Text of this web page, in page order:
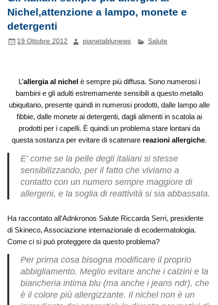
Nichel,attenzione a lampo, monete e
detergenti
19 Ottobre 2012 pianetablunews Salute
L’allergia al nichelè sempre più diffusa. Sono numerosi i
bambini e gli adulti estremamente sensibili a questo metallo
ubiquitario, presente quindi in numerosi prodotti, dalle lampo alle
fibbie, dalle monete ai detergenti, dagli alimenti in scatola ai
prodotti per i capelli. È quindi un problema stare lontani da
questa sostanza per evitare di scatenare reazioni allergiche.
E’ come se la pelle degli italiani si stesse
sensibilizzando, per il fatto che viviamo a
contatto con un numero sempre maggiore di
allergeni, e la soglia di reattività si sia abbassata.
Ha raccontato all’Adnkronos Salute Riccarda Serri, presidente
di Skineco, Associazione internazionale di ecodermatologia.
Come ci si può proteggere da questo problema?
Per prima cosa bisogna modificare il proprio
abbigliamento. Meglio evitare anche i calzini e la
biancheria intima blu (ma anche i jeans ndr), che
è il colore più allergizzante. Il nichel non è un